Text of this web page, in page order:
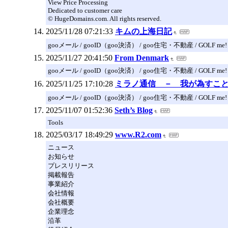
View Price Processing
Dedicated to customer care
© HugeDomains.com. All rights reserved.
2025/11/28 07:21:33 キムの上海日記
gooメール / gooID（goo決済） / goo住宅・不動産 / GOLF me!
2025/11/27 20:41:50 From Denmark
gooメール / gooID（goo決済） / goo住宅・不動産 / GOLF me!
2025/11/25 17:10:28 ミラノ通信 － 我が為すこと
gooメール / gooID（goo決済） / goo住宅・不動産 / GOLF me!
2025/11/07 01:52:36 Seth’s Blog
Tools
2025/03/17 18:49:29 www.R2.com
ニュース
お知らせ
プレスリリース
掲載報告
事業紹介
会社情報
会社概要
企業理念
沿革